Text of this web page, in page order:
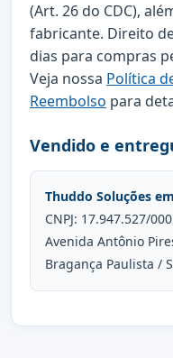
(Art. 26 do CDC),
fabricante. Direito
dias para compras
Veja nossa Política
Reembolso para
Vendido e
Thuddo Soluções
CNPJ: 17.947.527/
Avenida Antônio
Bragança Paulista /